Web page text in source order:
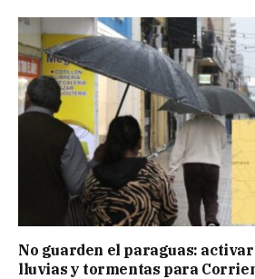
No guarden el paraguas:
lluvias y tormentas para